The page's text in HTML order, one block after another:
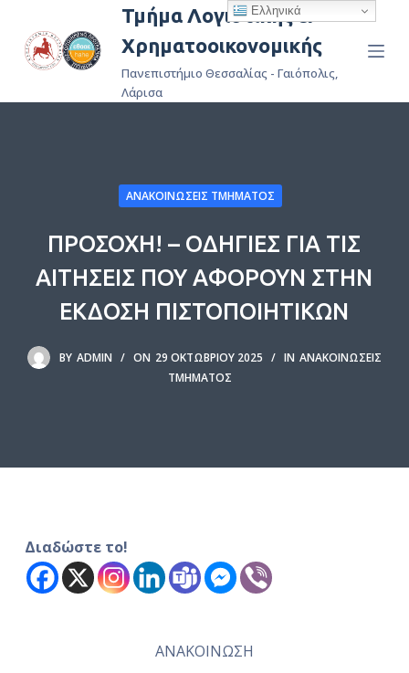
ε
ε
Τμήμα Λογιστικής &
Χρηματοοικονομικής
Πανεπιστήμιο Θεσσαλίας - Γαιόπολις,
Λάρισα
ΑΝΑΚΟΙΝΏΣΕΙΣ ΤΜΉΜΑΤΟΣ
ΠΡΟΣΟΧΗ! – ΟΔΗΓΙΕΣ ΓΙΑ ΤΙΣ
ΑΙΤΗΣΕΙΣ ΠΟΥ ΑΦΟΡΟΥΝ ΣΤΗΝ
ΕΚΔΟΣΗ ΠΙΣΤΟΠΟΙΗΤΙΚΩΝ
BY ADMIN ON 29 ΟΚΤΩΒΡΊΟΥ 2025 IN ΑΝΑΚΟΙΝΏΣΕΙΣ
ΤΜΉΜΑΤΟΣ
Διαδώστε το!
ΑΝΑΚΟΙΝΩΣΗ
Ελληνικά